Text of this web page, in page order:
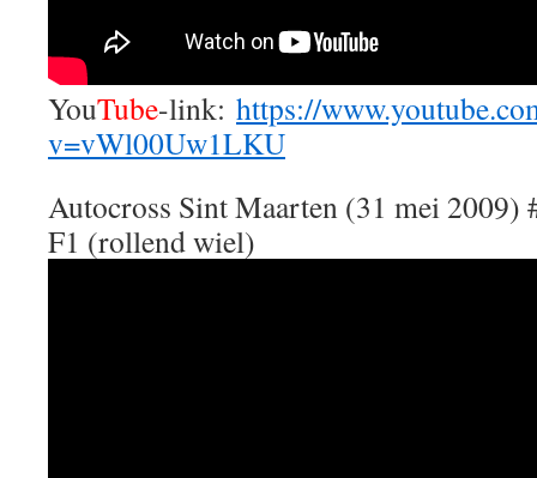
YouTube-link: https://
v=vWl00Uw1LKU
Autocross Sint Maarten (31 mei 2009)
F1 (rollend wiel)